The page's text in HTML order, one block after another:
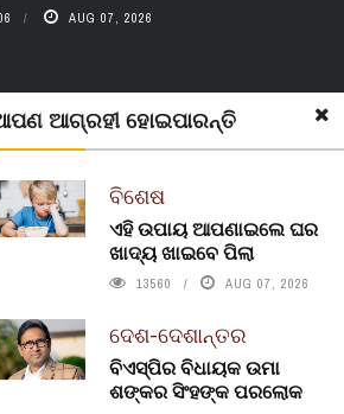
ଆଗ୍ରହୀ ହୋଇପାରନ୍ତି
ବିଶେଷ
ଏହି ଉପାୟ ଆପଣାଇଲେ ଘର
ଖାଦ୍ୟ ଖାଇବେ ପିଲା
13560 AUG 07, 2026
ଦେଶ-ଦେଶାନ୍ତର
ବିଏସ୍‌ପିର ବିଧାୟକ ଉମା
ଶଙ୍କର ସିଂହଙ୍କ ପରଲୋକ
AUG 07, 2026